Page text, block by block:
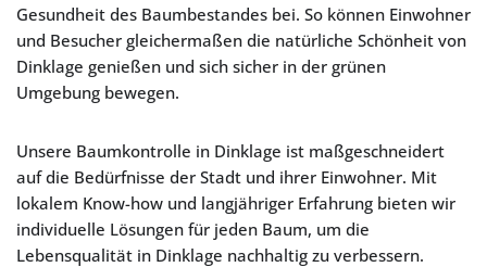
Gesundheit des Baumbestandes bei. So können Einwohner
und Besucher gleichermaßen die natürliche Schönheit von
Dinklage genießen und sich sicher in der grünen
Umgebung bewegen.
Unsere Baumkontrolle in Dinklage ist maßgeschneidert
auf die Bedürfnisse der Stadt und ihrer Einwohner. Mit
lokalem Know-how und langjähriger Erfahrung bieten wir
individuelle Lösungen für jeden Baum, um die
Lebensqualität in Dinklage nachhaltig zu verbessern.